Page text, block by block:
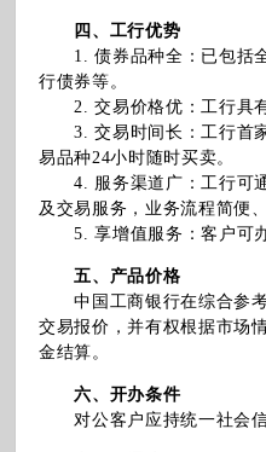
四、工行优势
1. 债券品种全：已包括全
行债券等。
2. 交易价格优：工行具有
3. 交易时间长：工行首家
易品种24小时随时买卖。
4. 服务渠道广：工行可通
及交易服务，业务流程简便
5. 享增值服务：客户可办
五、产品价格
中国工商银行在综合参考
交易报价，并有权根据市场
金结算。
六、开办条件
对公客户应持统一社会信